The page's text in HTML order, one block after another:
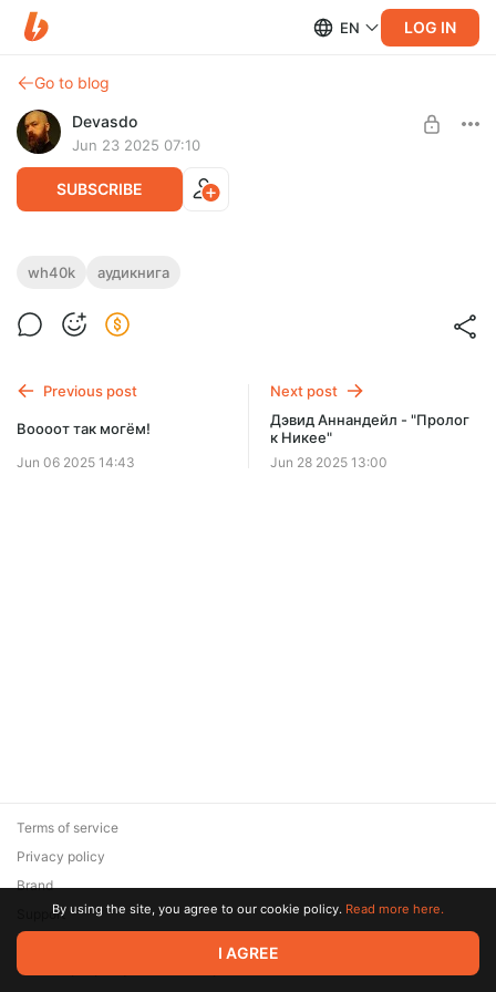
EN LOG IN
Go to blog
Devasdo
Jun 23 2025 07:10
SUBSCRIBE
Крис Райт - "Два метафизических
Это история о двух копьях, изготовленных рукой самого
Исполнитель - Эдуард Новиков
$1.3 $0.98 per month -25%
Billed every 12 months.
wh40k аудикнига
Previous post
Воооот так могём!
Jun 06 2025 14:43
Next post
Дэвид Аннандейл - "Пролог
к Никее"
Jun 28 2025 13:00
© 2026 Zaya Solutions Limited. All rights reserved. All trademarks
are the property of their respective owners.
Terms of service
Privacy policy
Brand
SupportBy using the site, you agree to our cookie policy. Read more here.
I AGREE